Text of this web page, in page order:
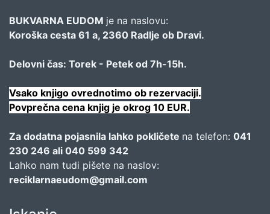
BUKVARNA EUDOM je na naslovu:
Koroška cesta 61 a, 2360 Radlje ob Dravi.
Delovni čas: Torek - Petek od 7h-15h.
Vsako knjigo ovrednotimo ob rezervaciji.
Povprečna cena knjig je okrog 10 EUR.
Za dodatna pojasnila lahko pokličete na telefon: 041
230 246 ali 040 599 342
Lahko nam tudi pišete na naslov:
reciklarnaeudom@gmail.com